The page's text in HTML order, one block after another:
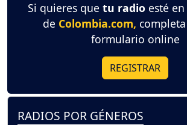
Si quieres que tu radio esté
de Colombia.com,
formulario online
REGISTRAR
RADIOS POR GÉNEROS